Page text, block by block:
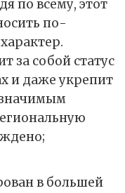
по всему, этот
по-
за собой статус
и даже укрепит
в большей